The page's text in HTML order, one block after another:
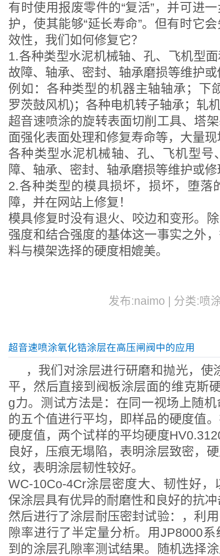
有时使用报废零件的“复活”，并可进
护，使其能够“延长寿命”。但有时它
效性，我们如何修复它？
1.各种类型水泥机械轴、孔、飞机型
故障、轴承、密封、轴承磨损等维护
例如：各种类型的机器主轴轴承；下
罗茨鼓风机)；各种电机转子轴承；轧
超音速喷涂的旋转表面切削工具、塔
面强化表面处理和修复寿命等，大量
各种类型水泥机械轴、孔、飞机型号
障、轴承、密封、轴承磨损等维护或
2.各种类型的模具损坏，损坏，堕落
障，并在网站上修复！
模具修复时没有退火、咬边和变形。
强度和结合强度的基体这一事实之外
料与模架选择的硬度相媲美。
发布:naimo | 分类:喷
超音速喷涂氧化锆涂层在高压闸阀中的应用
，我们对涂层进行研磨和抛光，使
平，然后直接到阀板涂层面的维克斯
g力。测试方法是：在同一视场上随
的五个值进行平均，即样品的硬度值
硬度值，两个试样的平均硬度
良好，压痕无塌陷，表明涂层致密，
纹，表明涂层韧性较好。
WC-10Co-4Cr涂层密度大、韧性好
保涂层具有优异的耐磨性和良好的抗
然后进行了涂层耐压密封试验：，利
隙率进行了半定量分析。用JP8000系
到的涂层孔隙率测试结果。随机选择